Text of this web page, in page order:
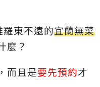
羅東不遠的宜蘭無菜
麼？
而且是要先預約才